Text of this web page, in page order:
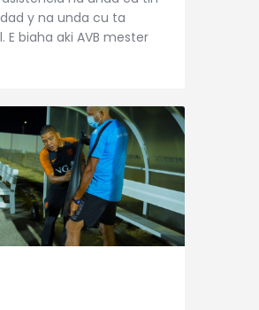
y na unda cu ta
E biaha aki AVB mester